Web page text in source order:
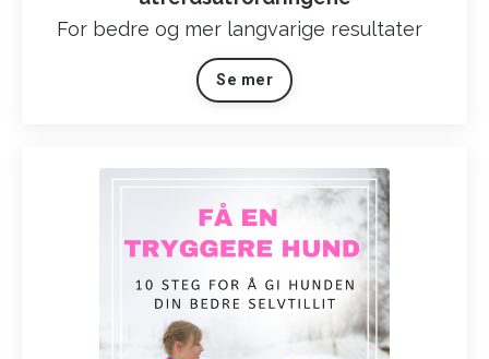
For bedre og mer langvarige resultater
Se mer